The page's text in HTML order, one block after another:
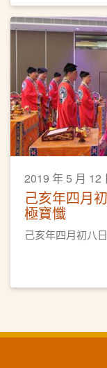
2019 年 5 月 12
己亥年四月
極寶懺
己亥年四月初八